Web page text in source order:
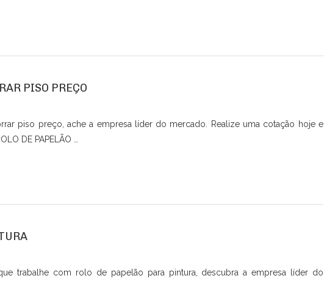
PISO PREÇO
piso preço, ache a empresa líder do mercado. Realize uma cotação hoje e
DE PAPELÃO …
trabalhe com rolo de papelão para pintura, descubra a empresa líder do